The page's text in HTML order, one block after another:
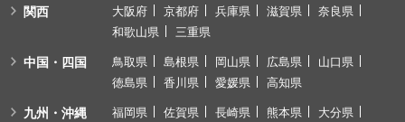
関西 大阪府 京都府 兵庫県 滋賀県
奈良県
和歌山県
三重県
中国・四国 鳥取県 島根県 岡山県 広島県
山口県
徳島県
香川県 愛媛県 高知県
九州・沖縄 福岡県 佐賀県 長崎県 熊本県
大分県